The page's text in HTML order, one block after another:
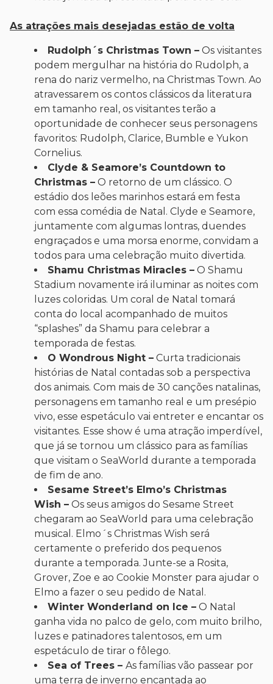
As atrações mais desejadas estão de volta
Rudolph´s Christmas Town – Os visitantes
podem mergulhar na história do Rudolph, a
rena do nariz vermelho, na Christmas Town. Ao
atravessarem os contos clássicos da literatura
em tamanho real, os visitantes terão a
oportunidade de conhecer seus personagens
favoritos: Rudolph, Clarice, Bumble e Yukon
Cornelius.
Clyde & Seamore’s Countdown to
Christmas – O retorno de um clássico. O
estádio dos leões marinhos estará em festa
com essa comédia de Natal. Clyde e Seamore,
juntamente com algumas lontras, duendes
engraçados e uma morsa enorme, convidam a
todos para uma celebração muito divertida.
Shamu Christmas Miracles – O Shamu
Stadium novamente irá iluminar as noites com
luzes coloridas. Um coral de Natal tomará
conta do local acompanhado de muitos
“splashes” da Shamu para celebrar a
temporada de festas.
O Wondrous Night – Curta tradicionais
histórias de Natal contadas sob a perspectiva
dos animais. Com mais de 30 canções natalinas,
personagens em tamanho real e um presépio
vivo, esse espetáculo vai entreter e encantar os
visitantes. Esse show é uma atração imperdível,
que já se tornou um clássico para as famílias
que visitam o SeaWorld durante a temporada
de fim de ano.
Sesame Street’s Elmo’s Christmas
Wish – Os seus amigos do Sesame Street
chegaram ao SeaWorld para uma celebração
musical. Elmo´s Christmas Wish será
certamente o preferido dos pequenos
durante a temporada. Junte-se a Rosita,
Grover, Zoe e ao Cookie Monster para ajudar o
Elmo a fazer o seu pedido de Natal.
Winter Wonderland on Ice – O Natal
ganha vida no palco de gelo, com muito brilho,
luzes e patinadores talentosos, em um
espetáculo de tirar o fôlego.
Sea of Trees – As famílias vão passear por
uma terra de inverno encantada ao